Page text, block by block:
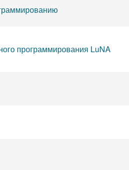
программирования LuNA